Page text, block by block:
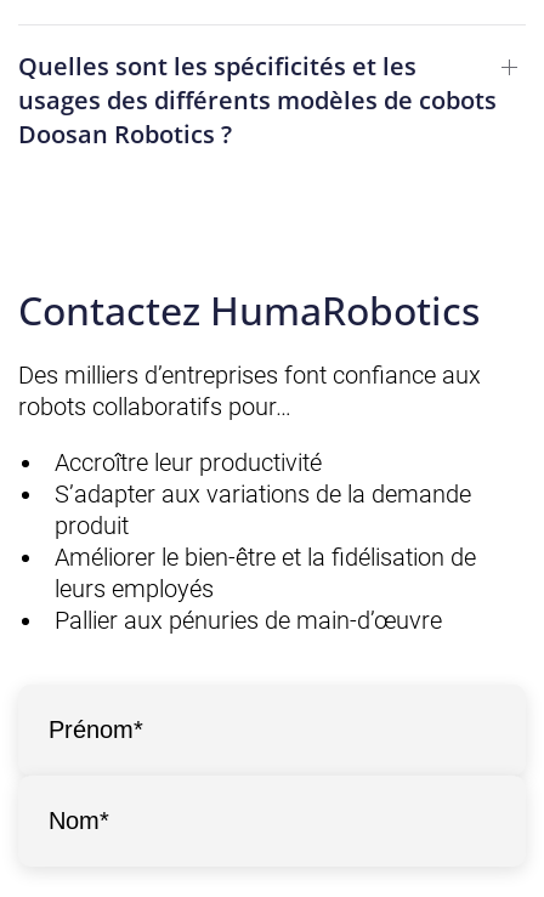
Quelles sont les spécificités et les
usages des différents modèles de cobots
Doosan Robotics ?
Contactez HumaRobotics
Des milliers d’entreprises font confiance aux
robots collaboratifs pour…
Accroître leur productivité
S’adapter aux variations de la demande
produit
Améliorer le bien-être et la fidélisation de
leurs employés
Pallier aux pénuries de main-d’œuvre